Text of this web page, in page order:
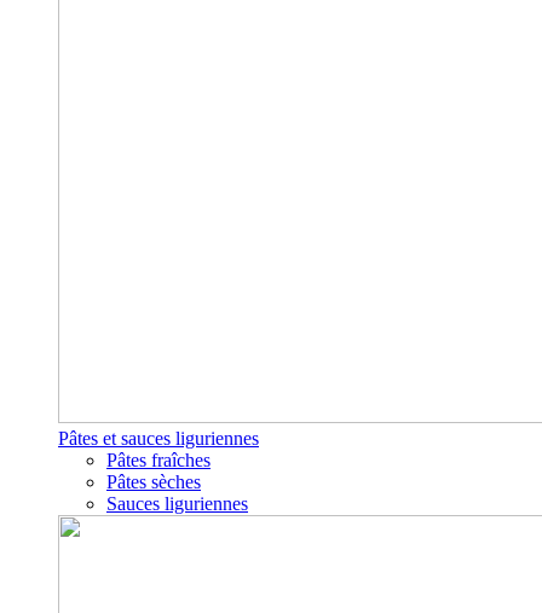
Pâtes et sauces liguriennes
Pâtes fraîches
Pâtes sèches
Sauces liguriennes